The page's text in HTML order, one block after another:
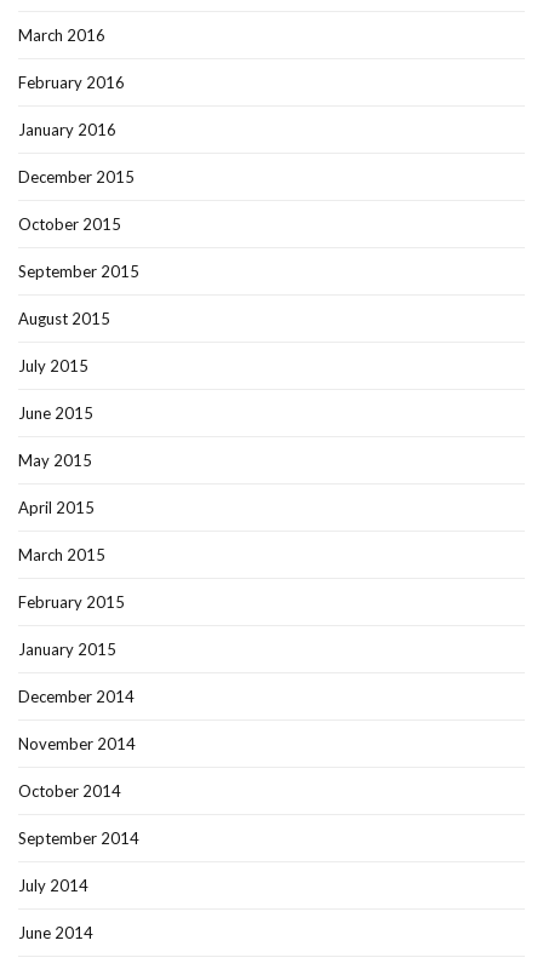
March 2016
February 2016
January 2016
December 2015
October 2015
September 2015
August 2015
July 2015
June 2015
May 2015
April 2015
March 2015
February 2015
January 2015
December 2014
November 2014
October 2014
September 2014
July 2014
June 2014